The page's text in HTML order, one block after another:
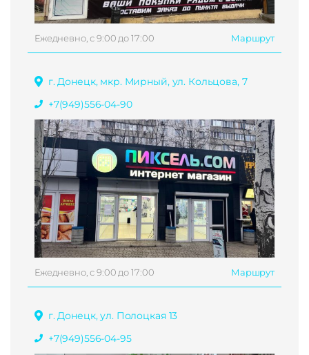
Ежедневно, с 9:00 до 17:00 Маршрут
г. Донецк, мкр. Мирный, ул. Кольцова, 7
+7(949)556-04-90
Ежедневно, с 9:00 до 17:00 Маршрут
г. Донецк, ул. Полоцкая 13
+7(949)556-04-95